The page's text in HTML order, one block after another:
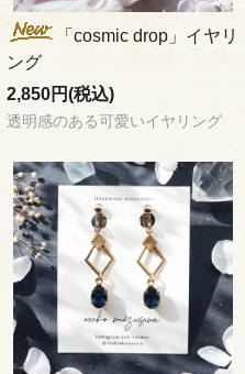
「cosmic drop」イヤリ
ング
2,850円(税込)
透明感のある可愛いイヤリング